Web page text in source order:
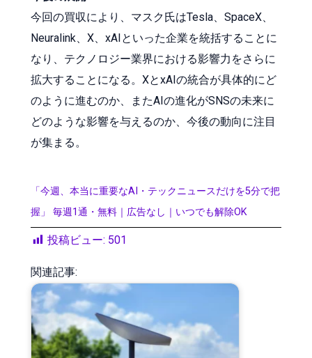
今回の買収により、マスク氏はTesla、SpaceX、
Neuralink、X、xAIといった企業を統括することに
なり、テクノロジー業界における影響力をさらに
拡大することになる。XとxAIの統合が具体的にど
のように進むのか、またAIの進化がSNSの未来に
どのような影響を与えるのか、今後の動向に注目
が集まる。
「今週、本当に重要なAI・テックニュースだけを5分で把
握」 毎週1通・無料｜広告なし｜いつでも解除OK
投稿ビュー: 501
関連記事: